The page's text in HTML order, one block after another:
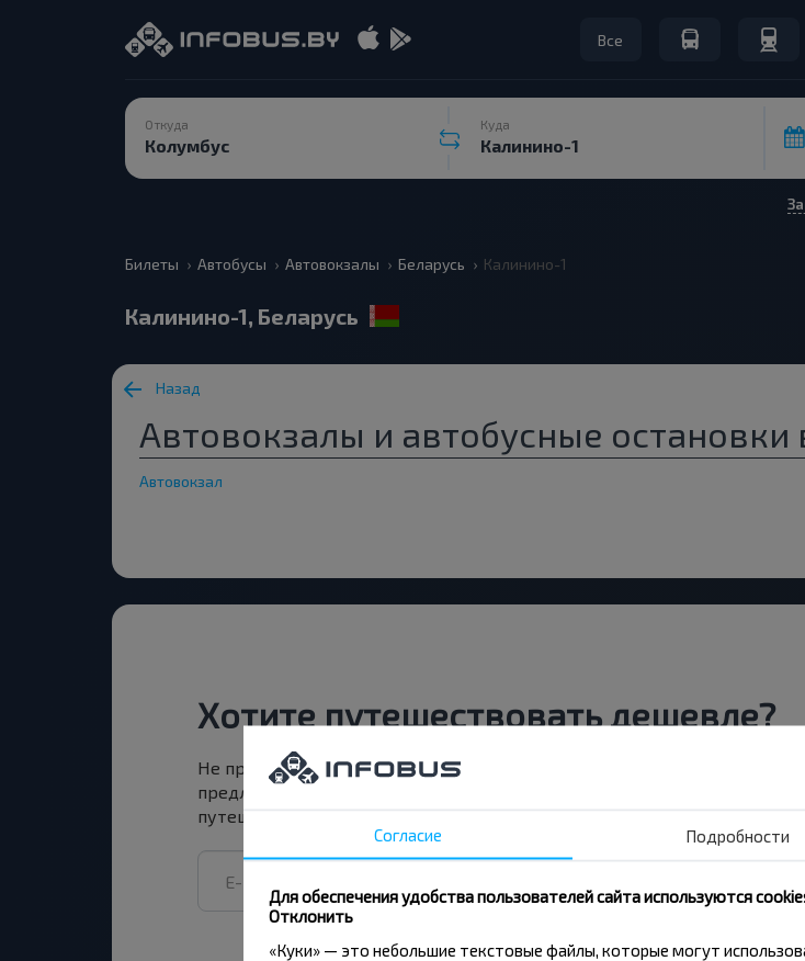
Все
Откуда Куда
Билеты Автобусы Автовокзалы Беларусь Калинино-1
Калинино-1, Беларусь
Назад
Автовокзалы и автобусные остановки
Автовокзал
Хотите путешествовать дешевле?
Не пропусти специальные акции, скидки и другие интересные
предложения INFOBUS. Подпишись на получение новостей и
путешествуй с нами дешевле!
Согласие Подробности
Для обеспечения удобства пользователей сайта используются
Отклонить
«Куки» — это небольшие текстовые файлы, которые могут